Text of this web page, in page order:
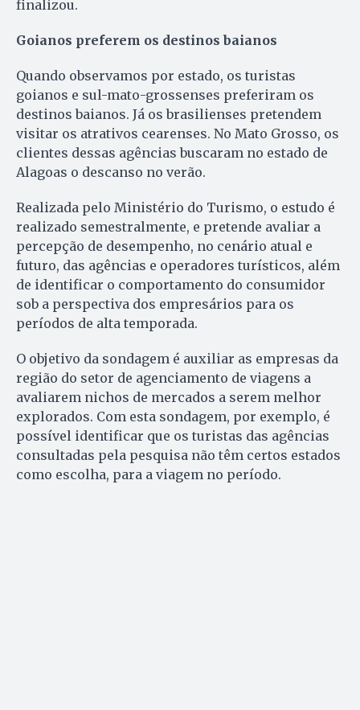
finalizou.
Goianos preferem os destinos baianos
Quando observamos por estado, os turistas
goianos e sul-mato-grossenses preferiram os
destinos baianos. Já os brasilienses pretendem
visitar os atrativos cearenses. No Mato Grosso, os
clientes dessas agências buscaram no estado de
Alagoas o descanso no verão.
Realizada pelo Ministério do Turismo, o estudo é
realizado semestralmente, e pretende avaliar a
percepção de desempenho, no cenário atual e
futuro, das agências e operadores turísticos, além
de identificar o comportamento do consumidor
sob a perspectiva dos empresários para os
períodos de alta temporada.
O objetivo da sondagem é auxiliar as empresas da
região do setor de agenciamento de viagens a
avaliarem nichos de mercados a serem melhor
explorados. Com esta sondagem, por exemplo, é
possível identificar que os turistas das agências
consultadas pela pesquisa não têm certos estados
como escolha, para a viagem no período.